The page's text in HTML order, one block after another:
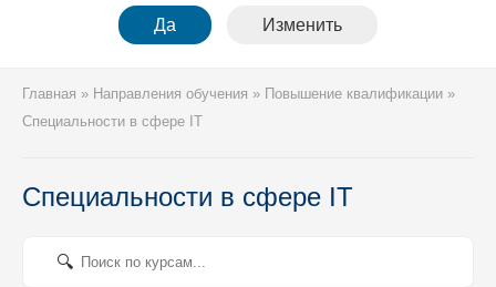
Да Изменить
Главная » Направления обучения » Повышение квалификации »
Специальности в сфере IT
Специальности в сфере IT
Аттестация поверителей
Системы менеджмента
Реквизиты
Координаты